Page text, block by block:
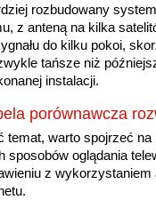
rozbudowany
z anteną na kilka
do kilku pokoi,
tańsze niż
instalacji.
porównawcza
temat, warto spojrzeć na
sposobów oglądania
z wykorzystaniem